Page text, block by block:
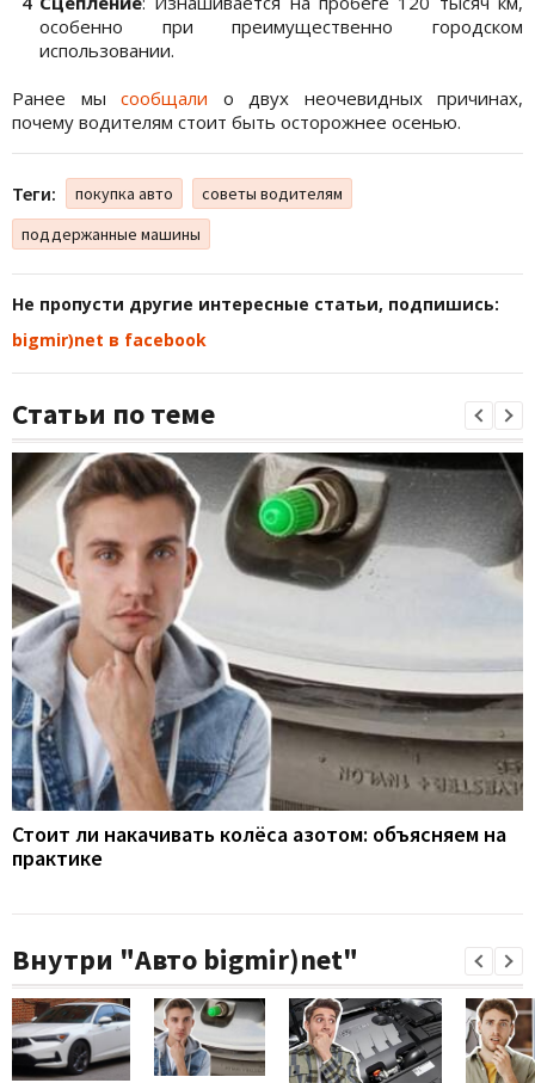
особенно при преимущественно городском
использовании.
Ранее мы сообщали о двух неочевидных причинах,
почему водителям стоит быть осторожнее осенью.
Теги: покупка авто
советы водителям
поддержанные машины
Не пропусти другие интересные статьи, подпишись:
bigmir)net в facebook
Статьи по теме
Стоит ли накачивать колёса азотом: объясняем на
практике
Внутри "Авто bigmir)net"